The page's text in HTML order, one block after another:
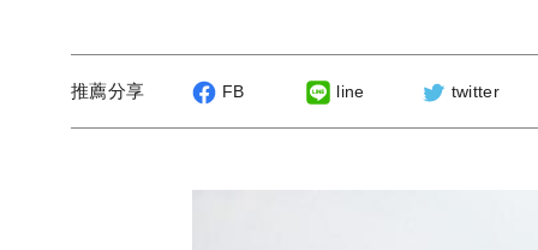
推薦分享 FB line twitter